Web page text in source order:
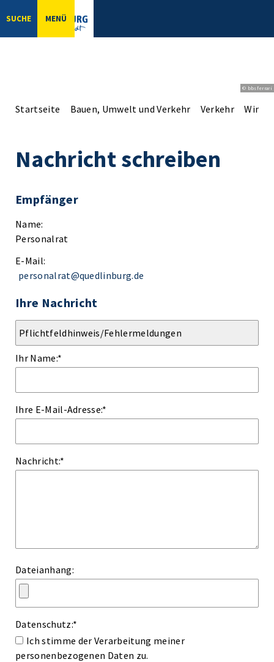
SUCHE MENÜ
© bbsferrari
Startseite Bauen, Umwelt und Verkehr Verkehr
Nachricht schreiben
Empfänger
Name:
Personalrat
E-Mail:
personalrat@quedlinburg.de
Ihre Nachricht
Ihr Name:*
Ihre E-Mail-Adresse:*
Nachricht:*
Dateianhang:
Datenschutz:*
Ich stimme der Verarbeitung meiner
personenbezogenen Daten zu.